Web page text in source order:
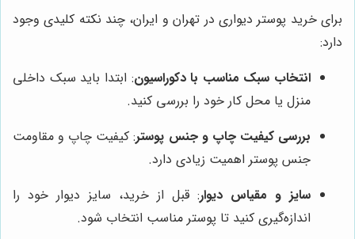
برای خرید پوستر دیواری در تهران و ایران، چند نکته کلیدی وجود
دارد:
انتخاب سبک مناسب با دکوراسیون: ابتدا باید سبک داخلی
منزل یا محل کار خود را بررسی کنید.
بررسی کیفیت چاپ و جنس پوستر: کیفیت چاپ و مقاومت
جنس پوستر اهمیت زیادی دارد.
سایز و مقیاس دیوار: قبل از خرید، سایز دیوار خود را
اندازه‌گیری کنید تا پوستر مناسب انتخاب شود.